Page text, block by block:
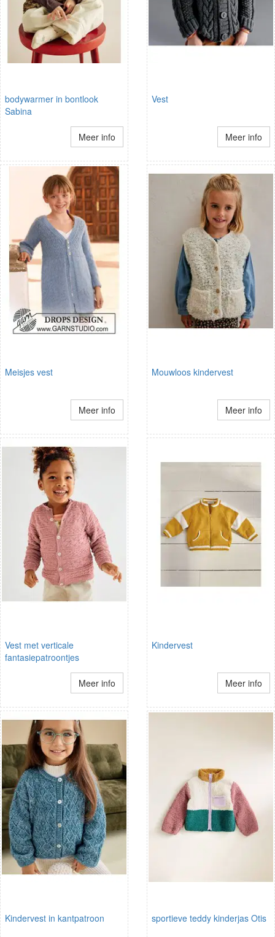
bodywarmer in bontlook
Sabina
Meer info
Vest
Meer info
Meisjes vest
Meer info
Mouwloos kindervest
Meer info
Vest met verticale
fantasiepatroontjes
Meer info
Kindervest
Meer info
Kindervest in kantpatroon sportieve teddy kinderjas Otis